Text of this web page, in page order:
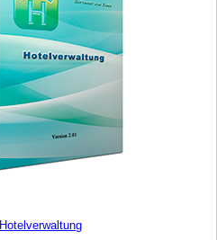
Hotelverwaltung